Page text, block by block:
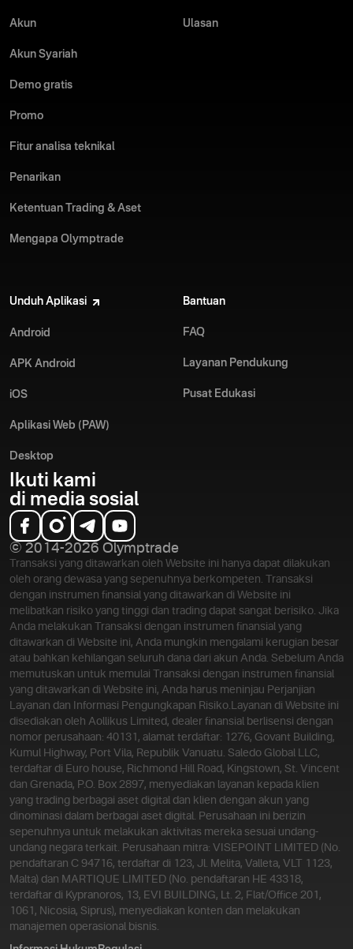
Akun
Akun Syariah
Demo gratis
Promo
Fitur analisa teknikal
Penarikan
Ketentuan Trading & Aset
Mengapa Olymptrade
Ulasan
Unduh Aplikasi
Android
APK Android
iOS
Aplikasi Web (PAW)
Desktop
Bantuan
FAQ
Layanan Pendukung
Pusat Edukasi
Ikuti kami
di media sosial
© 2014-2026 Olymptrade
Transaksi yang ditawarkan oleh Website ini hanya dapat dilakukan
oleh orang dewasa yang sepenuhnya berkompeten. Transaksi
dengan instrumen finansial yang ditawarkan di Website ini
melibatkan risiko yang tinggi dan trading dapat sangat berisiko. Jika
Anda melakukan Transaksi dengan instrumen finansial yang
ditawarkan di Website ini, Anda mungkin mengalami kerugian besar
atau bahkan kehilangan seluruh dana dari akun Anda. Sebelum Anda
memutuskan untuk memulai Transaksi dengan instrumen finansial
yang ditawarkan di Website ini, Anda harus meninjau Perjanjian
Layanan dan Informasi Pengungkapan Risiko. Layanan di Website ini
disediakan oleh Aollikus Limited, dealer finansial berlisensi dengan
nomor perusahaan: 40131, alamat terdaftar: 1276, Govant Building,
Kumul Highway, Port Vila, Republik Vanuatu. Saledo Global LLC,
terdaftar di Euro house, Richmond Hill Road, Kingstown, St. Vincent
dan Grenada, P.O. Box 2897, menyediakan layanan kepada klien
yang trading berbagai aset digital dan klien dengan akun yang
dinominasi dalam berbagai aset digital. Perusahaan ini berizin
sepenuhnya untuk melakukan aktivitas mereka sesuai undang-
undang negara terkait. Perusahaan mitra: VISEPOINT LIMITED (No.
pendaftaran C 94716, terdaftar di 123, Jl. Melita, Valleta, VLT 1123,
Malta) dan MARTIQUE LIMITED (No. pendaftaran HE 43318,
terdaftar di Kypranoros, 13, EVI BUILDING, Lt. 2, Flat/Office 201,
1061, Nicosia, Siprus), menyediakan konten dan melakukan
manajemen operasional bisnis.